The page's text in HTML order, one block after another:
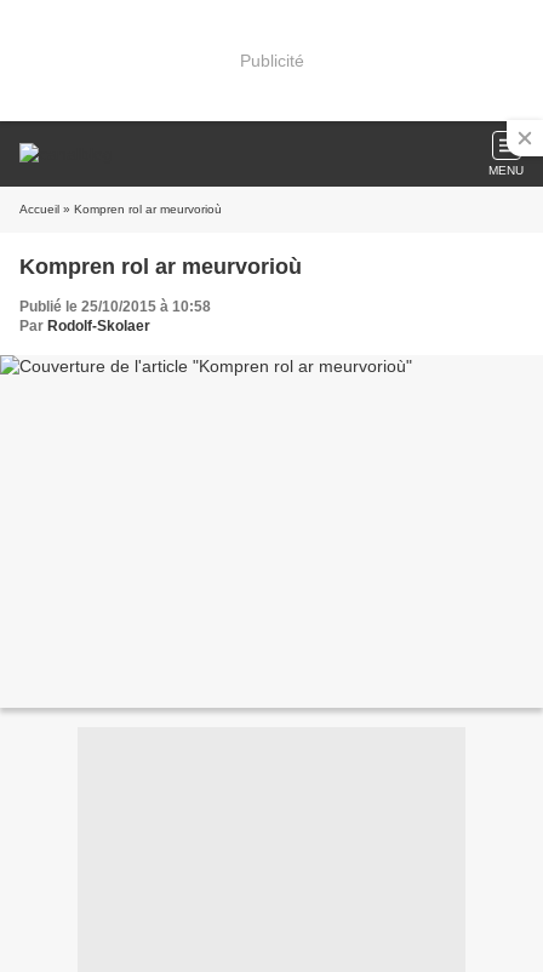
Publicité
MENU
Accueil » Kompren rol ar meurvorioù
Kompren rol ar meurvorioù
Publié le 25/10/2015 à 10:58
Par Rodolf-Skolaer